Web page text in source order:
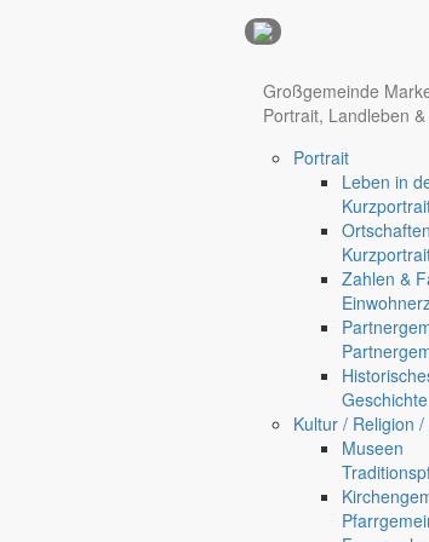
Regional werben auf markersdorf.de!
Großgemeinde
Portrait, Landleben
Portrait
Leben in
Ortschaften
Zahlen &
Kultur / Religion
Museen
Jauernick-Buschbach